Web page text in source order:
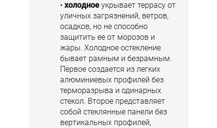
холодное укрывает террасу от
уличных загрязнений, ветров,
осадков, но не способно
защитить ее от морозов и
жары. Холодное остекление
бывает рамным и безрамным.
Первое создается из легких
алюминиевых профилей без
терморазрыва и одинарных
стекол. Второе представляет
собой стеклянные панели без
вертикальных профилей,